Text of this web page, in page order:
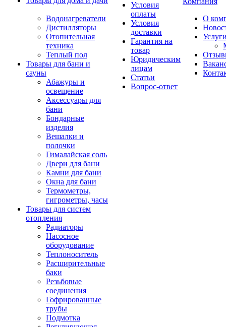
Водонагреватели
Дистилляторы
Отопительная
техника
Теплый пол
Товары для бани и
сауны
Абажуры и
освещение
Аксессуары для
бани
Бондарные
изделия
Вешалки и
полочки
Гималайская соль
Двери для бани
Камни для бани
Окна для бани
Термометры,
гигрометры, часы
Товары для систем
отопления
Радиаторы
Насосное
оборудование
Теплоноситель
Расширительные
баки
Резьбовые
соединения
Гофрированные
трубы
Подмотка
Условия
оплаты
Условия
доставки
Гарантия на
товар
Юридическим
лицам
Статьи
Вопрос-ответ
О